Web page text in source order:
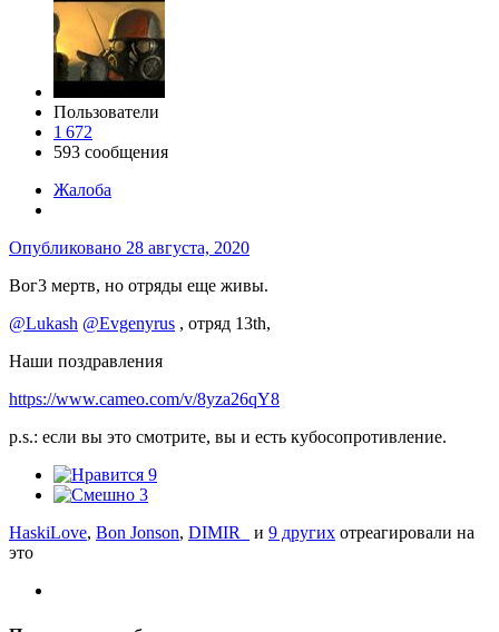
Пользователи
1 672
593 сообщения
Жалоба
Опубликовано 28 августа, 2020
Вог3 мертв, но отряды еще живы.
@Lukash @Evgenyrus , отряд 13th,
Наши поздравления
https://www.cameo.com/v/8yza26qY8
p.s.: если вы это смотрите, вы и есть кубосопротивление.
9
3
HaskiLove, Bon Jonson, DIMIR_ и 9 других отреагировали на
это